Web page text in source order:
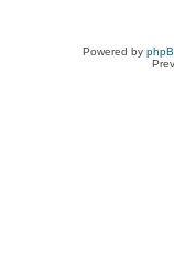
Powered by